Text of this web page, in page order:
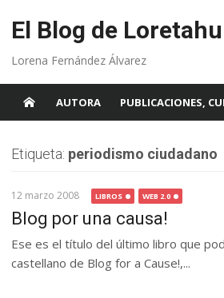
El Blog de
Lorena Fernández Álvarez
AUTORA PUBLICACIONES,
Etiqueta: periodismo ciudadano
12 marzo 2008 LIBROS WEB 2.0
Blog por una causa!
Ese es el título del último libro que
castellano de Blog for a Cause!,...